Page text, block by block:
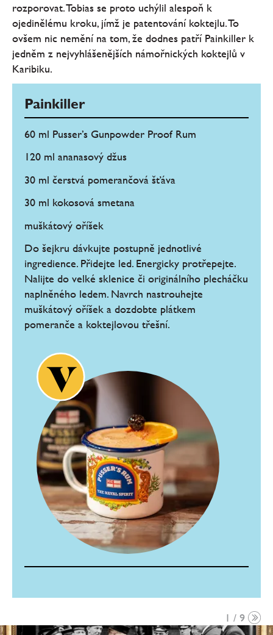
rozporovat. Tobias se proto uchýlil alespoň k
ojedinělému kroku, jímž je patentování koktejlu. To
ovšem nic nemění na tom, že dodnes patří Painkiller k
jedněm z nejvyhlášenějších námořnických koktejlů v
Karibiku.
Painkiller
60 ml Pusser’s Gunpowder Proof Rum
120 ml ananasový džus
30 ml čerstvá pomerančová šťáva
30 ml kokosová smetana
muškátový oříšek
Do šejkru dávkujte postupně jednotlivé
ingredience. Přidejte led. Energicky protřepejte.
Nalijte do velké sklenice či originálního plecháčku
naplněného ledem. Navrch nastrouhejte
muškátový oříšek a dozdobte plátkem
pomeranče a koktejlovou třešní.
1 / 9